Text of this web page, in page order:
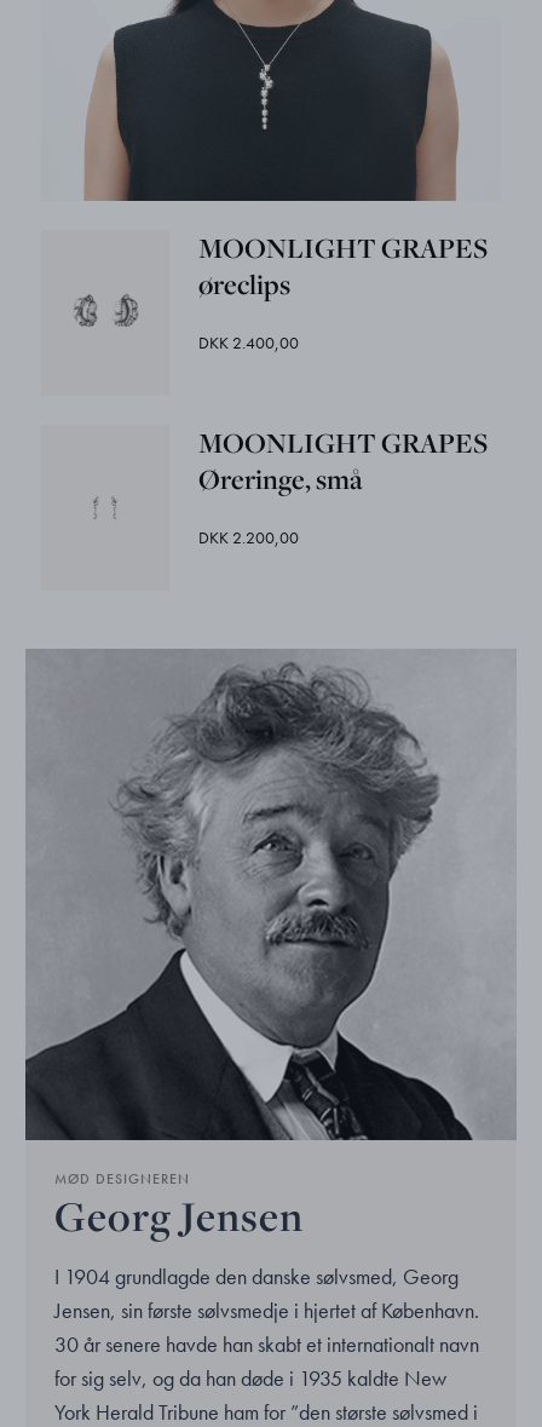
MOONLIGHT GRAPES
øreclips
DKK 2.400,00
MOONLIGHT GRAPES
Øreringe, små
DKK 2.200,00
MØD DESIGNEREN
Georg Jensen
I 1904 grundlagde den danske sølvsmed, Georg
Jensen, sin første sølvsmedje i hjertet af København.
30 år senere havde han skabt et internationalt navn
for sig selv, og da han døde i 1935 kaldte New
York Herald Tribune ham for ”den største sølvsmed i